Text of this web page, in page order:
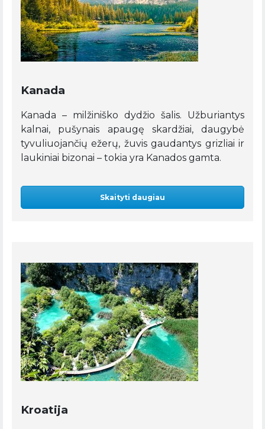
Kanada
Kanada – milžiniško dydžio šalis. Užburiantys
kalnai, pušynais apaugę skardžiai, daugybė
tyvuliuojančių ežerų, žuvis gaudantys grizliai ir
laukiniai bizonai – tokia yra Kanados gamta.
Skaityti daugiau
Kroatija